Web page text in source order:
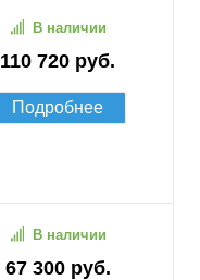
110 720 руб.
В наличии
Подробнее
67 300 руб.
В наличии